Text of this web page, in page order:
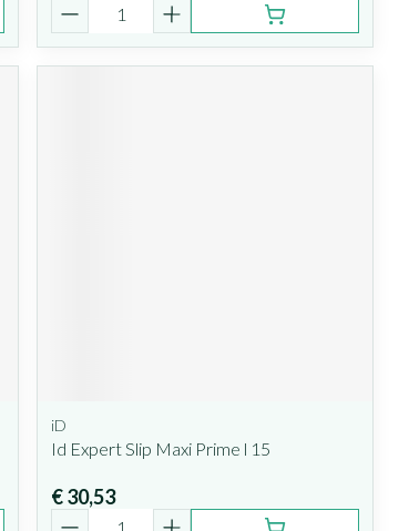
iD
Id Expert Slip Maxi Prime l 15
€ 30,53